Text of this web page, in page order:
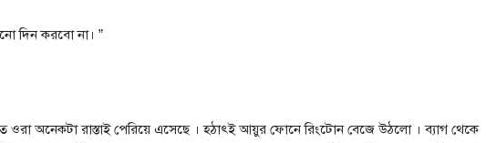
দিন করবো না। ”
ওরা অনেকটা রাস্তাই পেরিয়ে এসেছে । হঠাৎই আয়ুর ফোনে রিংটোন বেজে উঠলো । ব্যাগ থেকে